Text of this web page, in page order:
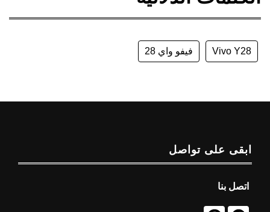
Vivo Y28 فيفو واي 28
ابقى على تواصل
اتصل بنا